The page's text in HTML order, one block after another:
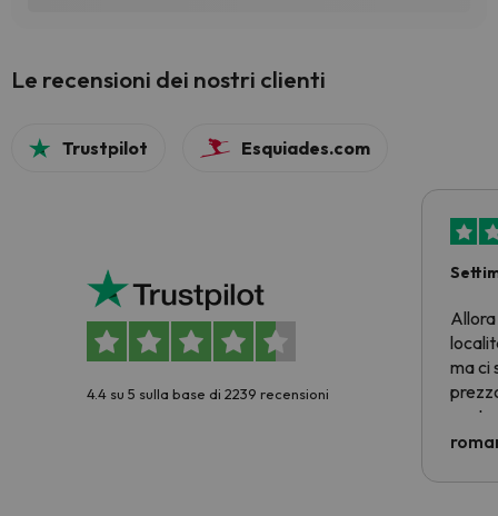
Le recensioni dei nostri clienti
Trustpilot Esquiades.com
4.4 su 5 sulla base di 2239 recensioni
Allora
ma ci